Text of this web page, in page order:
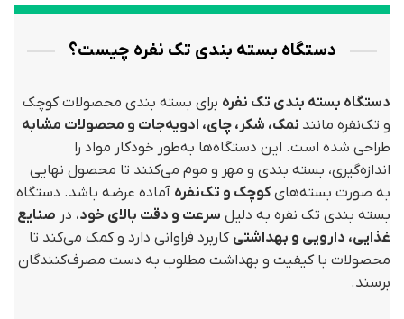
دستگاه بسته بندی تک نفره چیست؟
دستگاه بسته بندی تک نفره برای بسته بندی محصولات کوچک
و تک‌نفره مانند نمک، شکر، چای، ادویه‌جات و محصولات مشابه
طراحی شده است. این دستگاه‌ها به‌طور خودکار مواد را
اندازه‌گیری، بسته بندی و مهر و موم می‌کنند تا محصول نهایی
به صورت بسته‌هایکوچک و تک‌نفره آماده عرضه باشد. دستگاه
بسته بندی تک نفره به دلیل سرعت و دقت بالای خود، در صنایع
غذایی، دارویی و بهداشتی کاربرد فراوانی دارد و کمک می‌کند تا
محصولات با کیفیت و بهداشت مطلوب به دست مصرف‌کنندگان
برسند.